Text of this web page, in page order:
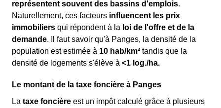
représentent souvent des bassins d'emplois.
Naturellement, ces facteurs influencent les prix
immobiliers qui répondent à la loi de l'offre et de la
demande. Il faut savoir qu'à Panges, la densité de la
population est estimée à 10 hab/km² tandis que la
densité de logements s'élève à <1 log./ha.
Le montant de la taxe foncière à Panges
La taxe foncière est un impôt calculé grâce à plusieurs